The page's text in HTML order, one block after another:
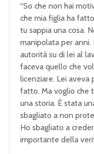
“So che non hai
che mia figlia ha
tu sappia una cosa.
manipolata per anni.
autorità su di lei al
faceva quello che
licenziare. Lei aveva
fatto. Ma voglio che
una storia. È stata
sbagliato a non
Ho sbagliato a
importante della